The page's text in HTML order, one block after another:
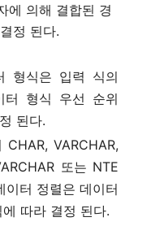
에 의해 결합된 경
정 된다.
형식은 입력 식의
터 형식 우선 순위
된다.
VARCHAR,
또는 NTE
이터 정렬은 데이터
따라 결정 된다.